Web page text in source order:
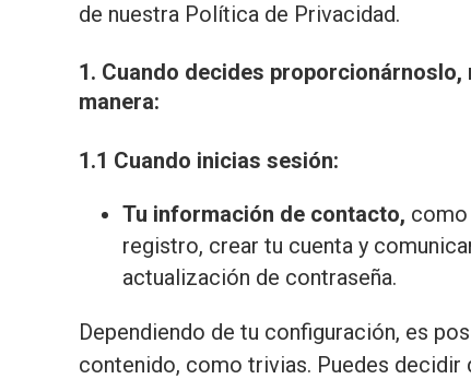
de nuestra Política de Privacidad.
1. Cuando decides
manera:
1.1 Cuando inicias sesión:
Tu información de contacto,
registro, crear tu cuenta y
actualización de contraseña.
Dependiendo de tu configuración, es
contenido, como trivias. Puedes